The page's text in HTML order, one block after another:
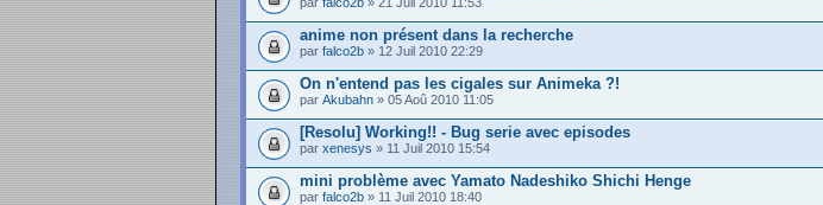
anime non présent dans la recherche
par falco2b » 12 Juil 2010 22:29
On n'entend pas les cigales sur Animeka ?!
par Akubahn » 05 Aoû 2010 11:05
[Resolu] Working!! - Bug serie avec episodes
par xenesys » 11 Juil 2010 15:54
mini problème avec Yamato Nadeshiko Shichi Henge
par falco2b » 11 Juil 2010 18:40